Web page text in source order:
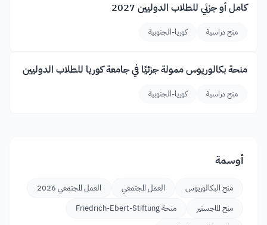
كامل أو جزئي للطلاب الدوليين 2027
منح دراسية كوريا-الجنوبية
منحة بكالوريوس ممولة جزئيًا في جامعة كوريا للطلاب الدوليين
منح دراسية كوريا-الجنوبية
أوسمة
منح البكالوريوس العمل المجتمعي
العمل المجتمعي 2026
منح الماجستير
منحة Friedrich-Ebert-Stiftung